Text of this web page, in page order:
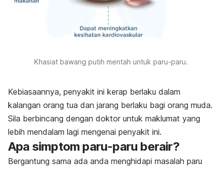
Khasiat bawang putih mentah untuk paru-paru.
Kebiasaannya, penyakit ini kerap berlaku dalam
kalangan orang tua dan jarang berlaku bagi orang muda.
Sila berbincang dengan doktor untuk maklumat yang
lebih mendalam lagi mengenai penyakit ini.
Apa simptom paru-paru berair?
Bergantung sama ada anda menghidapi masalah paru